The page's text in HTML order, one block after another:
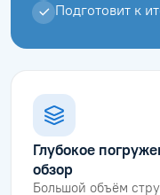
Подготовит к
Глубокое
обзор
Большой объём